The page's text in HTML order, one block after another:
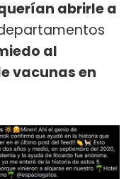
abrirle a
al
vacunas en